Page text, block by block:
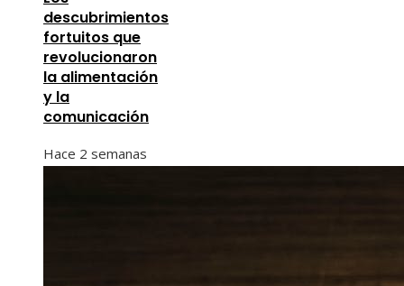
descubrimientos
fortuitos que
revolucionaron
la alimentación
y la
comunicación
Hace 2 semanas